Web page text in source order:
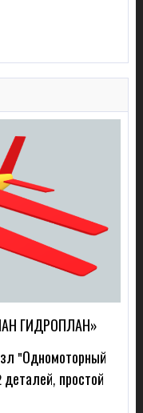
ГИДРОПЛАН»
"Одномоторный
простой